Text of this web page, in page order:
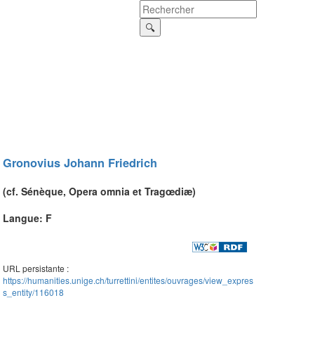
Gronovius Johann Friedrich
(cf. Sénèque, Opera omnia et Tragœdiæ)
Langue: F
URL persistante :
https://humanities.unige.ch/turrettini/entites/ouvrages/view_expres
s_entity/116018